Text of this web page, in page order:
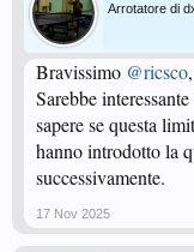
Arrotatore di
Bravissimo @ricsco
Sarebbe
sapere se questa
hanno introdotto la
successivamente.
17 Nov 2025